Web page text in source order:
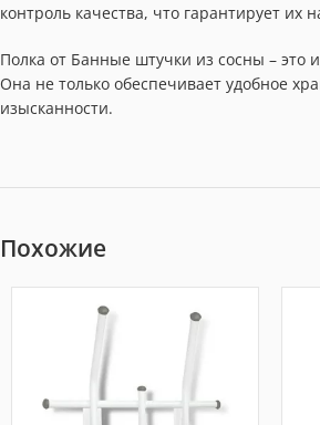
контроль качества, что гарантирует их
Полка от Банные штучки из сосны – это
Она не только обеспечивает удобное
изысканности.
Похожие